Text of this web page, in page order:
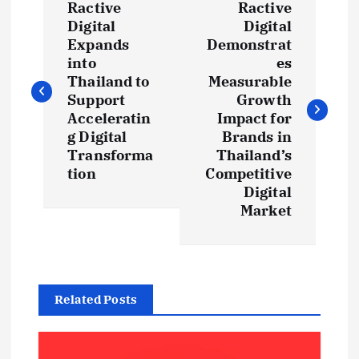
s
t
g
Ractive
Digital
Expands
into
Thailand to
Support
Acceleratin
g Digital
Transforma
tion
Ractive
Digital
Demonstrat
es
Measurable
Growth
Impact for
Brands in
Thailand’s
Competitive
Digital
Market
Related Posts